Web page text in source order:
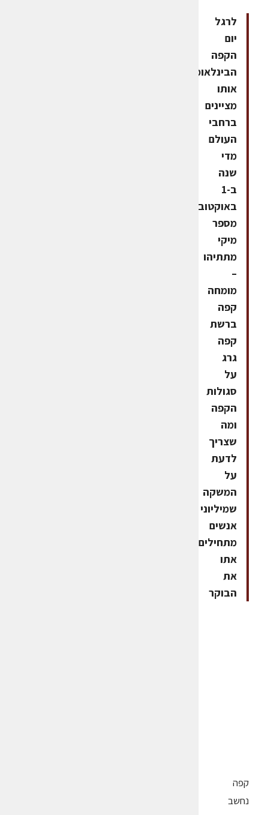
לרגל
יום
הקפה
הבינלאומי
אותו
מציינים
ברחבי
העולם
מדי
שנה
ב-1
באוקטובר
מספר
מיקי
מתתיהו
–
מומחה
קפה
ברשת
קפה
גרג
על
סגולות
הקפה
ומה
שצריך
לדעת
על
המשקה
שמיליוני
אנשים
מתחילים
אתו
את
הבוקר
קפה
נחשב